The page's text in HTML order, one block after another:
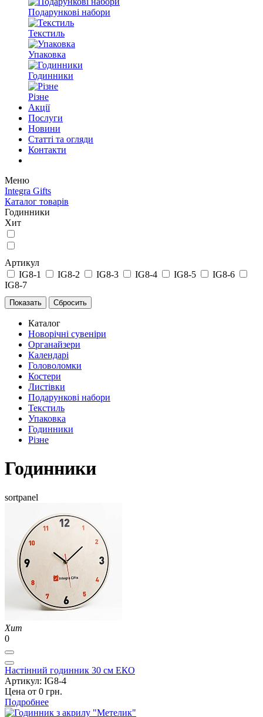
Подарункові набори
Текстиль
Упаковка
Годинники
Різне
Акції
Послуги
Новини
Статті та огляди
Контакти
Меню
Integra Gifts
Каталог товарів
Годинники
Хит
Артикул
IG8-1
IG8-2 IG8-3 IG8-4 IG8-5
IG8-6
IG8-7
Каталог
Новорічні сувеніри
Органайзери
Календарі
Головоломки
Костери
Листівки
Подарункові набори
Текстиль
Упаковка
Годинники
Різне
Годинники
sortpanel
Хит
0
Настінний годинник 30 см ЕКО
Артикул: IG8-4
Цена от 0 грн.
Подробнее